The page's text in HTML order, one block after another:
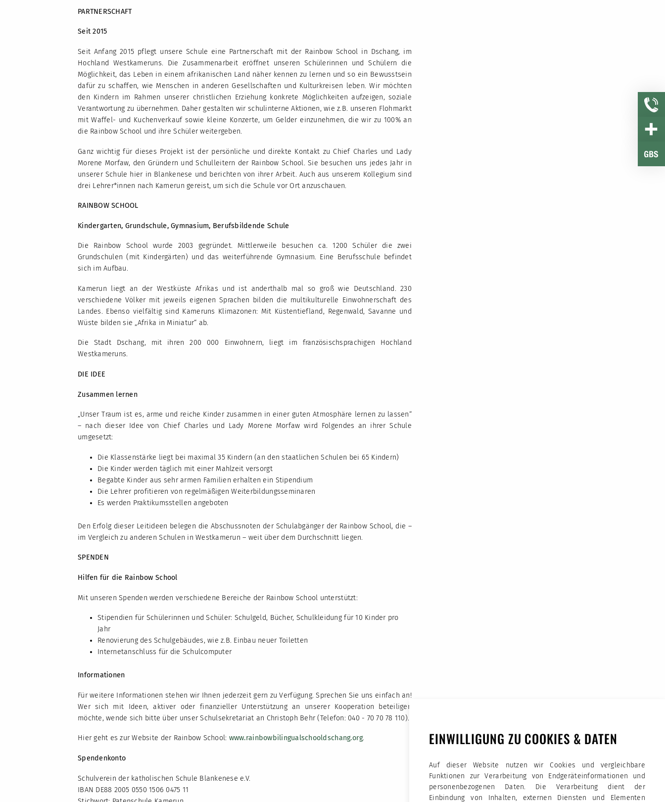
EINWILLIGUNG ZU COOKIES & DATEN
Auf dieser Website nutzen wir Cookies und vergleichbare
Funktionen zur Verarbeitung von Endgeräteinformationen und
personenbezogenen Daten. Die Verarbeitung dient der
Einbindung von Inhalten, externen Diensten und Elementen
PARTNERSCHAFT
Seit 2015
Seit Anfang 2015 pflegt unsere Schule eine Partnerschaft mit der Rainbow School in Dschang, im
Hochland Westkameruns. Die Zusammenarbeit eröffnet unseren Schülerinnen und Schülern die
Möglichkeit, das Leben in einem afrikanischen Land näher kennen zu lernen und so ein Bewusstsein
dafür zu schaffen, wie Menschen in anderen Gesellschaften und Kulturkreisen leben. Wir möchten
den Kindern im Rahmen unserer christlichen Erziehung konkrete Möglichkeiten aufzeigen, soziale
Verantwortung zu übernehmen. Daher gestalten wir schulinterne Aktionen, wie z.B. unseren Flohmarkt
mit Waffel- und Kuchenverkauf sowie kleine Konzerte, um Gelder einzunehmen, die wir zu 100% an
die Rainbow School und ihre Schüler weitergeben.
Ganz wichtig für dieses Projekt ist der persönliche und direkte Kontakt zu Chief Charles und Lady
Morene Morfaw, den Gründern und Schulleitern der Rainbow School. Sie besuchen uns jedes Jahr in
unserer Schule hier in Blankenese und berichten von ihrer Arbeit. Auch aus unserem Kollegium sind
drei Lehrer*innen nach Kamerun gereist, um sich die Schule vor Ort anzuschauen.
RAINBOW SCHOOL
Kindergarten, Grundschule, Gymnasium, Berufsbildende Schule
Die Rainbow School wurde 2003 gegründet. Mittlerweile besuchen ca. 1200 Schüler die zwei
Grundschulen (mit Kindergärten) und das weiterführende Gymnasium. Eine Berufsschule befindet
sich im Aufbau.
Kamerun liegt an der Westküste Afrikas und ist anderthalb mal so groß wie Deutschland. 230
verschiedene Völker mit jeweils eigenen Sprachen bilden die multikulturelle Einwohnerschaft des
Landes. Ebenso vielfältig sind Kameruns Klimazonen: Mit Küstentiefland, Regenwald, Savanne und
Wüste bilden sie „Afrika in Miniatur“ ab.
Die Stadt Dschang, mit ihren 200 000 Einwohnern, liegt im französischsprachigen Hochland
Westkameruns.
DIE IDEE
Zusammen lernen
„Unser Traum ist es, arme und reiche Kinder zusammen in einer guten Atmosphäre lernen zu lassen“
– nach dieser Idee von Chief Charles und Lady Morene Morfaw wird Folgendes an ihrer Schule
umgesetzt:
Die Klassenstärke liegt bei maximal 35 Kindern (an den staatlichen Schulen bei 65 Kindern)
Die Kinder werden täglich mit einer Mahlzeit versorgt
Begabte Kinder aus sehr armen Familien erhalten ein Stipendium
Die Lehrer profitieren von regelmäßigen Weiterbildungsseminaren
Es werden Praktikumsstellen angeboten
Den Erfolg dieser Leitideen belegen die Abschussnoten der Schulabgänger der Rainbow School, die –
im Vergleich zu anderen Schulen in Westkamerun – weit über dem Durchschnitt liegen.
SPENDEN
Hilfen für die Rainbow School
Mit unseren Spenden werden verschiedene Bereiche der Rainbow School unterstützt:
Stipendien für Schülerinnen und Schüler: Schulgeld, Bücher, Schulkleidung für 10 Kinder pro
Jahr
Renovierung des Schulgebäudes, wie z.B. Einbau neuer Toiletten
Internetanschluss für die Schulcomputer
Informationen
Für weitere Informationen stehen wir Ihnen jederzeit gern zu Verfügung. Sprechen Sie uns einfach an!
Wer sich mit Ideen, aktiver oder finanzieller Unterstützung an unserer Kooperation beteiligen
möchte, wende sich bitte über unser Schulsekretariat an Christoph Behr (Telefon: 040 - 70 70 78 110).
Hier geht es zur Website der Rainbow School: www.rainbowbilingualschooldschang.org.
Spendenkonto
Schulverein der katholischen Schule Blankenese e.V.
IBAN DE88 2005 0550 1506 0475 11